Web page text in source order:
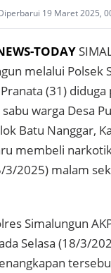
19 Maret 2025,
TODAY
melalui Polsek
(31)
warga Desa
Batu Nanggar,
membeli
3/2025) malam
Simalungun
Selasa (18/3/